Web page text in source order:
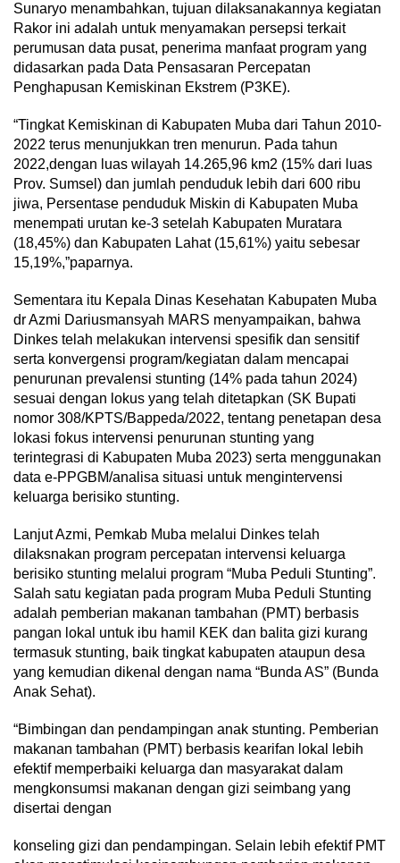
Sunaryo menambahkan, tujuan dilaksanakannya kegiatan
Rakor ini adalah untuk menyamakan persepsi terkait
perumusan data pusat, penerima manfaat program yang
didasarkan pada Data Pensasaran Percepatan
Penghapusan Kemiskinan Ekstrem (P3KE).
“Tingkat Kemiskinan di Kabupaten Muba dari Tahun 2010-
2022 terus menunjukkan tren menurun. Pada tahun
2022,dengan luas wilayah 14.265,96 km2 (15% dari luas
Prov. Sumsel) dan jumlah penduduk lebih dari 600 ribu
jiwa, Persentase penduduk Miskin di Kabupaten Muba
menempati urutan ke-3 setelah Kabupaten Muratara
(18,45%) dan Kabupaten Lahat (15,61%) yaitu sebesar
15,19%,”paparnya.
Sementara itu Kepala Dinas Kesehatan Kabupaten Muba
dr Azmi Dariusmansyah MARS menyampaikan, bahwa
Dinkes telah melakukan intervensi spesifik dan sensitif
serta konvergensi program/kegiatan dalam mencapai
penurunan prevalensi stunting (14% pada tahun 2024)
sesuai dengan lokus yang telah ditetapkan (SK Bupati
nomor 308/KPTS/Bappeda/2022, tentang penetapan desa
lokasi fokus intervensi penurunan stunting yang
terintegrasi di Kabupaten Muba 2023) serta menggunakan
data e-PPGBM/analisa situasi untuk mengintervensi
keluarga berisiko stunting.
Lanjut Azmi, Pemkab Muba melalui Dinkes telah
dilaksnakan program percepatan intervensi keluarga
berisiko stunting melalui program “Muba Peduli Stunting”.
Salah satu kegiatan pada program Muba Peduli Stunting
adalah pemberian makanan tambahan (PMT) berbasis
pangan lokal untuk ibu hamil KEK dan balita gizi kurang
termasuk stunting, baik tingkat kabupaten ataupun desa
yang kemudian dikenal dengan nama “Bunda AS” (Bunda
Anak Sehat).
“Bimbingan dan pendampingan anak stunting. Pemberian
makanan tambahan (PMT) berbasis kearifan lokal lebih
efektif memperbaiki keluarga dan masyarakat dalam
mengkonsumsi makanan dengan gizi seimbang yang
disertai dengan
konseling gizi dan pendampingan. Selain lebih efektif PMT